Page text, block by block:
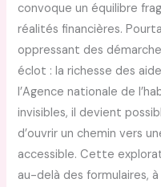
convoque un équilibre
réalités financières.
oppressant des
éclot : la richesse des
l’Agence nationale de
invisibles, il devient
d’ouvrir un chemin vers
accessible. Cette
au-delà des formulaires, à